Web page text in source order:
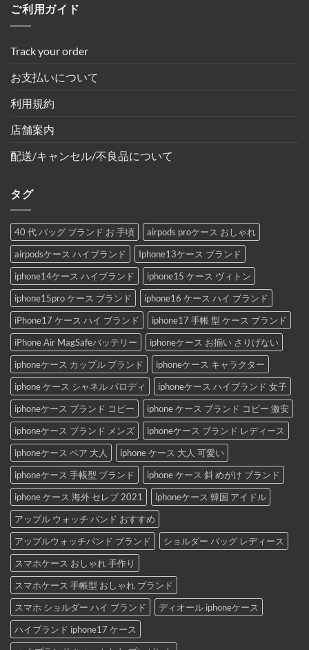
ご利用ガイド
Track your order
お支払いについて
利用規約
店舗案内
配送/キャンセル/不良品について
タグ
40 代 バッグ ブランド お 手頃
airpods proケース おしゃれ
airpodsケース ハイブランド
Iphone13ケース ブランド
iphone14ケース ハイブランド
iphone15 ケース ヴィトン
iphone15pro ケース ブランド
iphone16 ケース ハイ ブランド
iPhone17 ケース ハイ ブランド
iphone17 手帳 型 ケース ブランド
iPhone Air MagSafeバッテリー
iphoneケース お揃い さりげない
iphoneケース カップル ブランド
iphoneケース キャラクター
iphone ケース シャネル パロディ
iphoneケース ハイブランド 女子
iphoneケース ブランド コピー
iphone ケース ブランド コピー 激安
iphoneケース ブランド メンズ
iphoneケース ブランド レディース
iphoneケース ペア 大人
iphone ケース 大人 可愛い
iphoneケース 手帳型 ブランド
iphone ケース 斜 めがけ ブランド
iphone ケース 海外 セレブ 2021
iphoneケース 韓国 アイドル
アップル ウォッチ バンド おすすめ
アップルウォッチバンド ブランド
ショルダー バッグ レディース
スマホケース おしゃれ 手作り
スマホケース 手帳型 おしゃれ ブランド
スマホ ショルダー ハイ ブランド
ディオール iphoneケース
ハイブランド iphone17 ケース